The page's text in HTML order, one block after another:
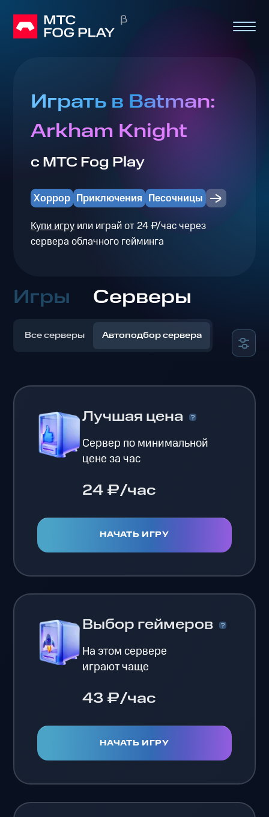
Играть в Batman:
Arkham Knight
с МТС Fog Play
Хоррор Приключения Песочницы
Купи игруили играй от 24 ₽/час через
сервера облачного гейминга
Игры Серверы
Все серверы Автоподбор сервера
Лучшая цена
Сервер по минимальной
цене за час
24 ₽/час
НАЧАТЬ ИГРУ
Выбор геймеров
На этом сервере
играют чаще
43 ₽/час
НАЧАТЬ ИГРУ